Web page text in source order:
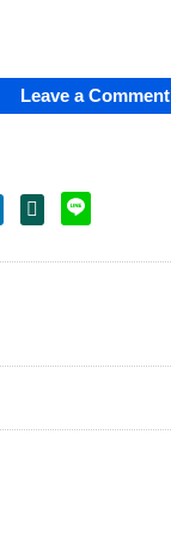
Leave a Comment